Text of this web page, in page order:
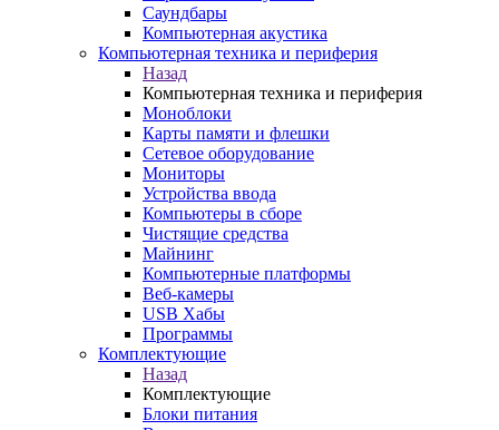
Саундбары
Компьютерная акустика
Компьютерная техника и периферия
Назад
Компьютерная техника и периферия
Моноблоки
Карты памяти и флешки
Сетевое оборудование
Мониторы
Устройства ввода
Компьютеры в сборе
Чистящие средства
Майнинг
Компьютерные платформы
Веб-камеры
USB Хабы
Программы
Комплектующие
Назад
Комплектующие
Блоки питания